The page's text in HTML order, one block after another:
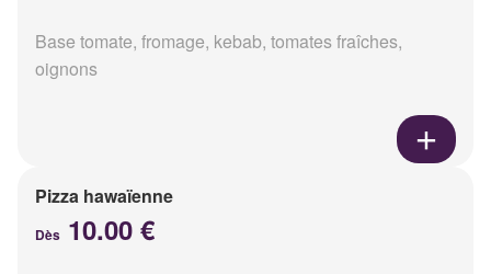
Base tomate, fromage, kebab, tomates fraîches,
oignons
Pizza hawaïenne
Dès 10.00 €